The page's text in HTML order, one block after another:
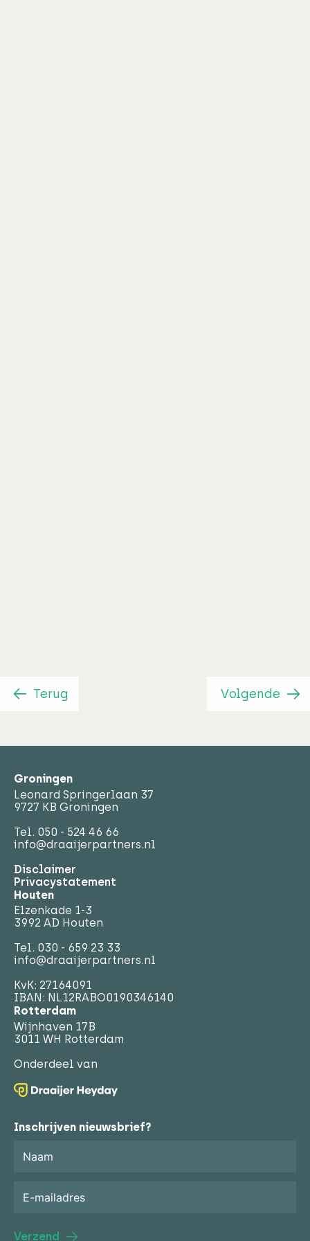
Terug Volgende
Groningen
Leonard Springerlaan 37
9727 KB Groningen
Tel. 050 - 524 46 66
info@draaijerpartners.nl
Disclaimer
Privacystatement
Houten
Elzenkade 1-3
3992 AD Houten
Tel. 030 - 659 23 33
info@draaijerpartners.nl
KvK: 27164091
IBAN: NL12RABO0190346140
Rotterdam
Wijnhaven 17B
3011 WH Rotterdam
Onderdeel van
Inschrijven nieuwsbrief?
Verzend